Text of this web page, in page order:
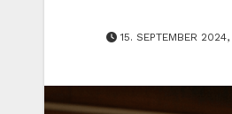
15. SEPTEMBER 2024,